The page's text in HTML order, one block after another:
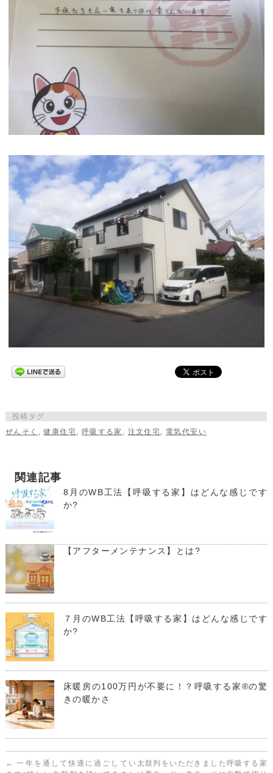
投稿タグ
ぜんそく ,健康住宅, 呼吸する家 , 注文住宅, 電気代安い
関連記事
8月のWB工法【呼吸する家】はどんな感じです
か?
【アフターメンテナンス】とは?
７月のWB工法【呼吸する家】はどんな感じです
か?
床暖房の100万円が不要に！？呼吸する家®の驚
きの暖かさ
← 一年を通して快適に過ごしてい 太鼓判をいただきました呼吸する家